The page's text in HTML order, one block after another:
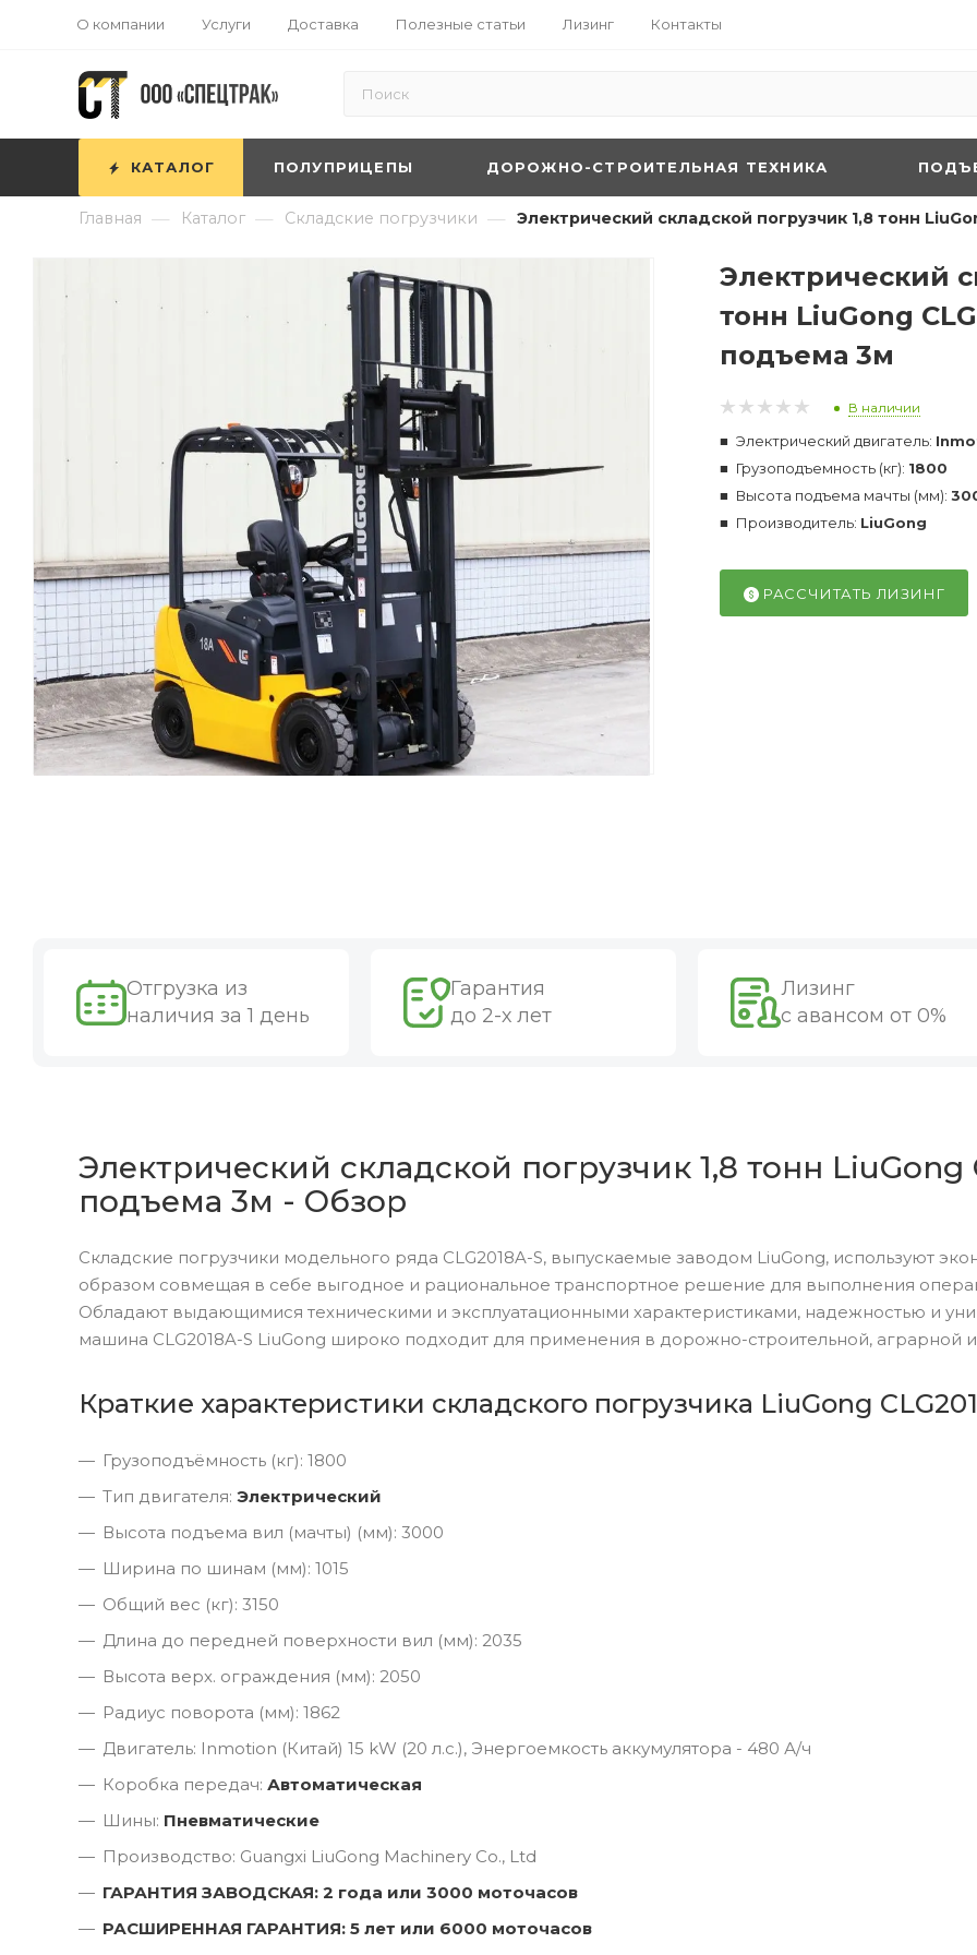
О компании Услуги Доставка Полезные статьи Лизинг Контакты
КАТАЛОГ ПОЛУПРИЦЕПЫ ДОРОЖНО-СТРОИТЕЛЬНАЯ ТЕХНИКА
Главная — Каталог — Складские погрузчики — Электрический складской погрузчик 1,8 тонн
Электрический
тонн LiuGong
подъема 3м
В наличии
Электрический двигатель:
Грузоподъемность (кг): 1800
Высота подъема мачты (мм):
Производитель: LiuGong
РАССЧИТАТЬ ЛИЗИНГ
Отгрузка из
наличия за 1 день
Гарантия
до 2-х лет
Лизинг
с авансом от 0%
Электрический складской погрузчик 1,8 тонн LiuGong
подъема 3м - Обзор
Складские погрузчики модельного ряда CLG2018A-S, выпускаемые заводом LiuGong, используют
образом совмещая в себе выгодное и рациональное транспортное решение для выполнения
Обладают выдающимися техническими и эксплуатационными характеристиками, надежностью и
машина CLG2018A-S LiuGong широко подходит для применения в дорожно-строительной, аграрной
Краткие характеристики складского погрузчика LiuGong
Грузоподъёмность (кг): 1800
Тип двигателя: Электрический
Высота подъема вил (мачты) (мм): 3000
Ширина по шинам (мм): 1015
Общий вес (кг): 3150
Длина до передней поверхности вил (мм): 2035
Высота верх. ограждения (мм): 2050
Радиус поворота (мм): 1862
Двигатель: Inmotion (Китай) 15 kW (20 л.с.), Энергоемкость аккумулятора - 480 А/ч
Коробка передач: Автоматическая
Шины: Пневматические
Производство: Guangxi LiuGong Machinery Co., Ltd
ГАРАНТИЯ ЗАВОДСКАЯ: 2 года или 3000 моточасов
РАСШИРЕННАЯ ГАРАНТИЯ: 5 лет или 6000 моточасов